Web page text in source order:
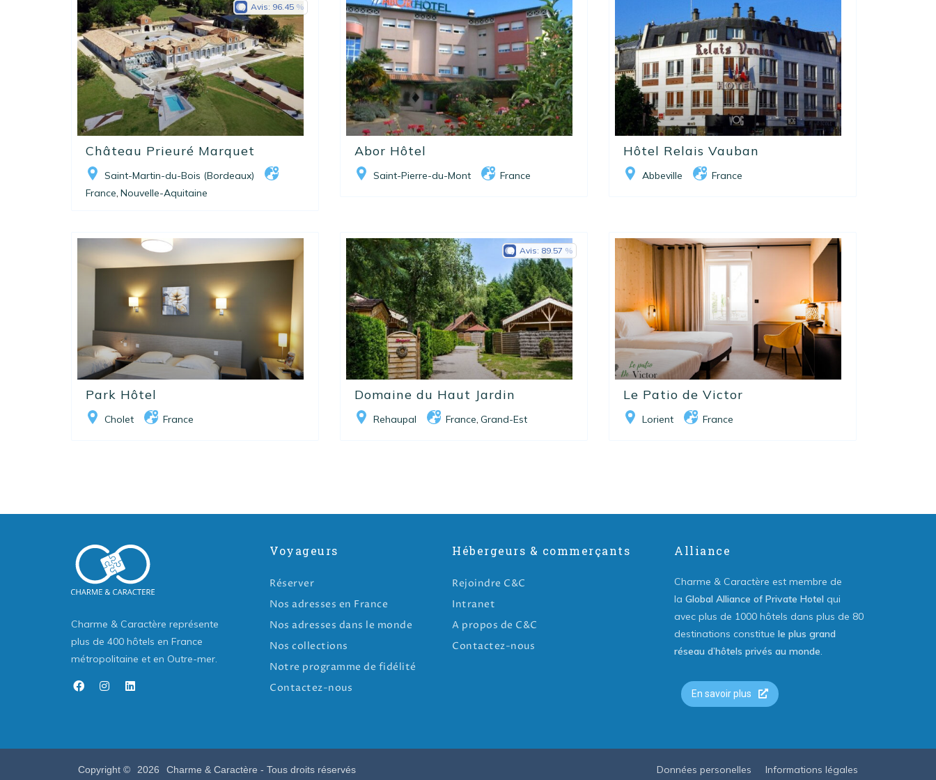
Château Prieuré Marquet
Saint-Martin-du-Bois (Bordeaux)
France Nouvelle-Aquitaine
Avis: 96.45
Abor Hôtel
Saint-Pierre-du-Mont France
Hôtel Relais Vauban
Abbeville France
Park Hôtel
Cholet France
Domaine du Haut Jardin
Rehaupal France ,Grand-Est
Avis: 89.57
Le Patio de Victor
Lorient France
Charme & Caractère représente
plus de 400 hôtels en France
métropolitaine et en Outre-mer.
Voyageurs
Réserver
Nos adresses en France
Nos adresses dans le monde
Nos collections
Notre programme de fidélité
Contactez-nous
Hébergeurs & commerçants
Rejoindre C&C
Intranet
A propos de C&C
Contactez-nous
Alliance
Charme & Caractère est membre de
laGlobal Alliance of Private Hotel qui
avec plus de 1000 hôtels dans plus de 80
destinations constituele plus grand
réseau d’hôtels privés au monde.
En savoir plus
Copyright © 2026 Charme & Caractère - Tous droits réservés Données personelles Informations légales